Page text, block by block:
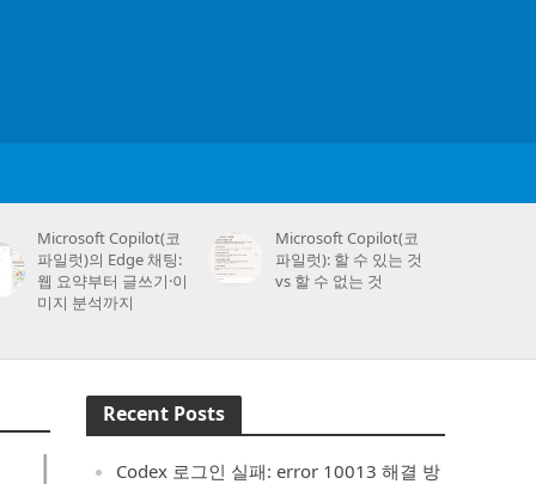
Microsoft Copilot(코
파일럿)의 Edge 채팅:
웹 요약부터 글쓰기·이
미지 분석까지
Microsoft Copilot(코
파일럿): 할 수 있는 것
vs 할 수 없는 것
Recent Posts
Codex 로그인 실패: error 10013 해결 방